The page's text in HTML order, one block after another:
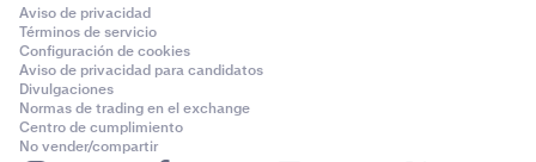
Aviso de privacidad
Términos de servicio
Configuración de cookies
Aviso de privacidad para candidatos
Divulgaciones
Normas de trading en el exchange
Centro de cumplimiento
No vender/compartir